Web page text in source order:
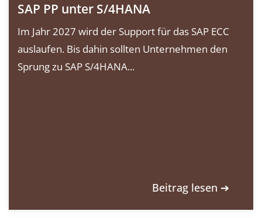
SAP PP unter S/4HANA
Im Jahr 2027 wird der Support für das SAP ECC
auslaufen. Bis dahin sollten Unternehmen den
Sprung zu SAP S/4HANA...
Beitrag lesen ➔